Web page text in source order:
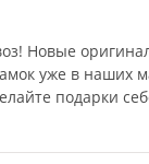
Новые
уже в наших
подарки